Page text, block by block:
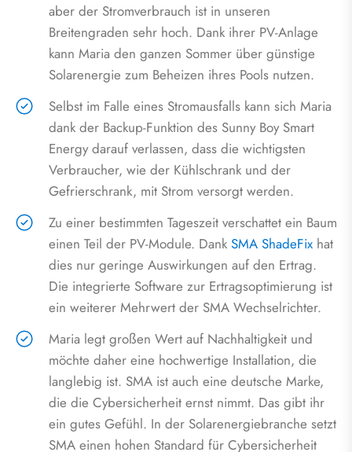
aber der Stromverbrauch ist in unseren
Breitengraden sehr hoch. Dank ihrer PV-Anlage
kann Maria den ganzen Sommer über günstige
Solarenergie zum Beheizen ihres Pools nutzen.
Selbst im Falle eines Stromausfalls kann sich Maria
dank der Backup-Funktion des Sunny Boy Smart
Energy darauf verlassen, dass die wichtigsten
Verbraucher, wie der Kühlschrank und der
Gefrierschrank, mit Strom versorgt werden.
Zu einer bestimmten Tageszeit verschattet ein Baum
einen Teil der PV-Module. Dank SMA ShadeFixhat
dies nur geringe Auswirkungen auf den Ertrag.
Die integrierte Software zur Ertragsoptimierung ist
ein weiterer Mehrwert der SMA Wechselrichter.
Maria legt großen Wert auf Nachhaltigkeit und
möchte daher eine hochwertige Installation, die
langlebig ist. SMA ist auch eine deutsche Marke,
die die Cybersicherheit ernst nimmt. Das gibt ihr
ein gutes Gefühl. In der Solarenergiebranche setzt
SMA einen hohen Standard für Cybersicherheit